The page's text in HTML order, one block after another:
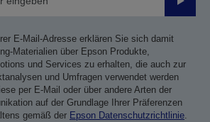
E-Mail-Adresse erklären Sie sich damit
Materialien über Epson Produkte,
und Services zu erhalten, die auch zur
und Umfragen verwendet werden
per E-Mail oder über andere Arten der
auf der Grundlage Ihrer Präferenzen
gemäß der Epson Datenschutzrichtlinie.